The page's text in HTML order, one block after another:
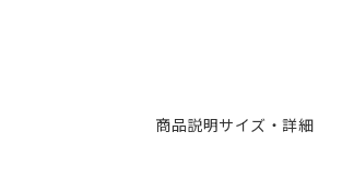
商品説明サイズ・詳細